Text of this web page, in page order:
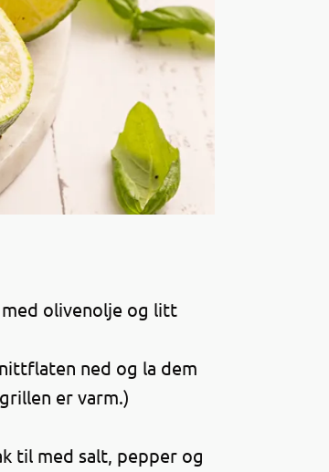
olivenolje og litt
ned og la dem
er varm.)
til med salt, pepper og